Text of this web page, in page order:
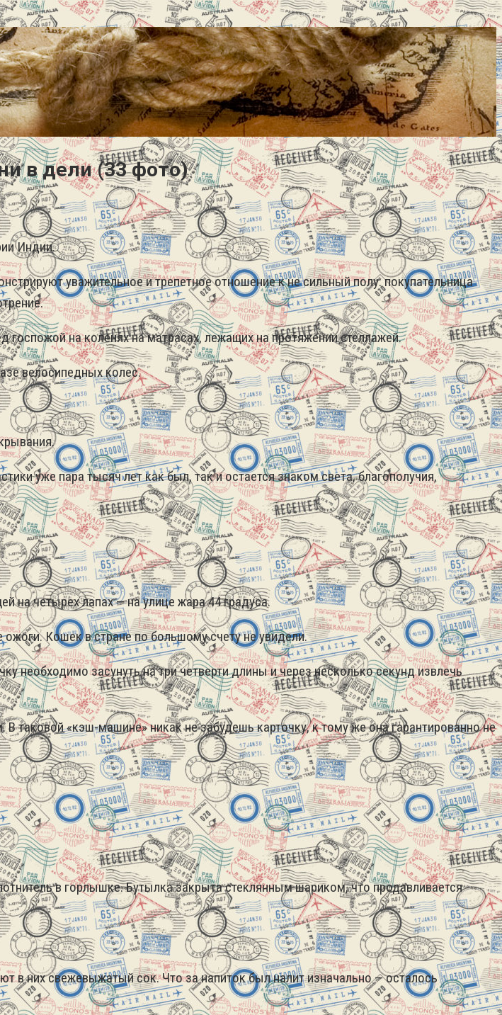
в дели (33 фото)
Индии.
уважительное и трепетное отношение к не сильный полу: покупательница
на коленях на матрасах, лежащих на протяжении стеллажей.
велосипедных колес.
уже пара тысяч лет как был, так и остается знаком света, благополучия,
на четырех лапах — на улице жара 44 градуса.
Кошек в стране по большому счету не увидели.
необходимо засунуть на три четверти длины и через несколько секунд извлечь
«кэш-машине» никак не забудешь карточку, к тому же она гарантированно не
в горлышке. Бутылка закрыта стеклянным шариком, что продавливается
в них свежевыжатый сок. Что за напиток был налит изначально — осталось